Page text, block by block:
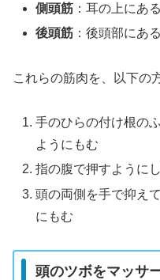
側頭筋 ：耳の上にあ
後頭筋 ：後頭部にあ
これらの筋肉を、以下の
手のひらの付け根の
ようにもむ
指の腹で押すように
頭の両側を手で抑え
にもむ
頭のツボをマッサ